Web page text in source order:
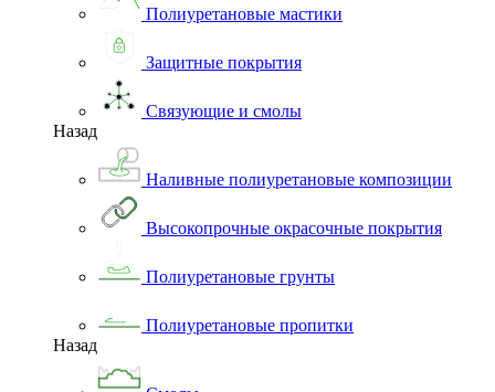
Полиуретановые мастики
Защитные покрытия
Связующие и смолы
Назад
Наливные полиуретановые композиции
Высокопрочные окрасочные покрытия
Полиуретановые грунты
Полиуретановые пропитки
Назад